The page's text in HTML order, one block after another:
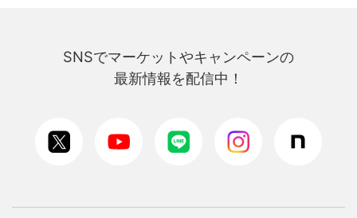
SNSでマーケットやキャンペーンの
最新情報を配信中！